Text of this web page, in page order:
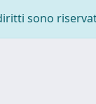
sono